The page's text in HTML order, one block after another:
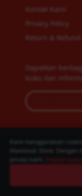
Kontak Kami
Privacy Policy
Return & Refund
Dapatkan
buku dan
Pelajari